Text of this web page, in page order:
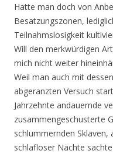
Hatte man doch von
Besatzungszonen,
Teilnahmslosigkeit
Will den merkwürdigen
mich nicht weiter
Weil man auch mit
abgeranzten Versuch
Jahrzehnte andauernde
zusammengeschusterte
schlummernden
schlafloser Nächte